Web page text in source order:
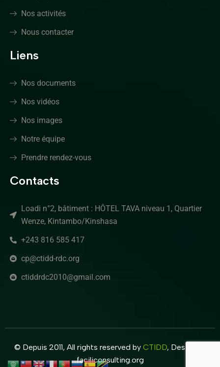
Nos activités
Nous contacter
Liens
Nos documents
Nos vidéos
Nos images
Notre équipe
Prendre rendez-vous
Contacts
Loadi n°2, bâtiment : HÔTEL TAVA niveau 1, Quartier
Wenze, Kintambo/Kinshasa
+243 816 585 417
cp@ctidd-rdc.org
ctiddrdc2010@gmail.com
© Depuis 2011, All rights reserved by CTIDD, Design by
faciliconsulting.org